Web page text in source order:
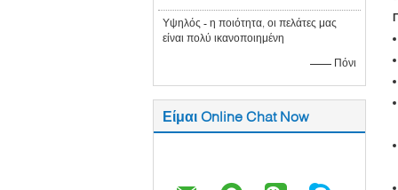
Υψηλός - η ποιότητα, οι πελάτες μας
είναι πολύ ικανοποιημένη
—— Πόνι
Είμαι Online Chat Now